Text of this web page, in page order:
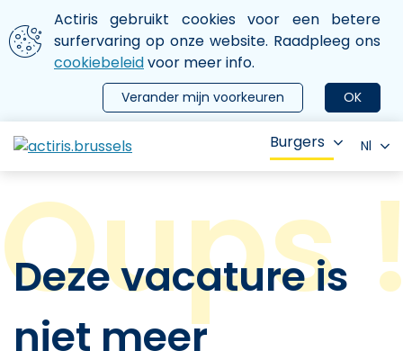
Aller au contenu principal
We gebruiken cookies
Actiris gebruikt cookies voor een betere
surfervaring op onze website. Raadpleeg ons
cookiebeleidvoor meer info.
OK
Verander mijn voorkeuren
le menu
Burgers Nl
Deze vacature is
niet meer